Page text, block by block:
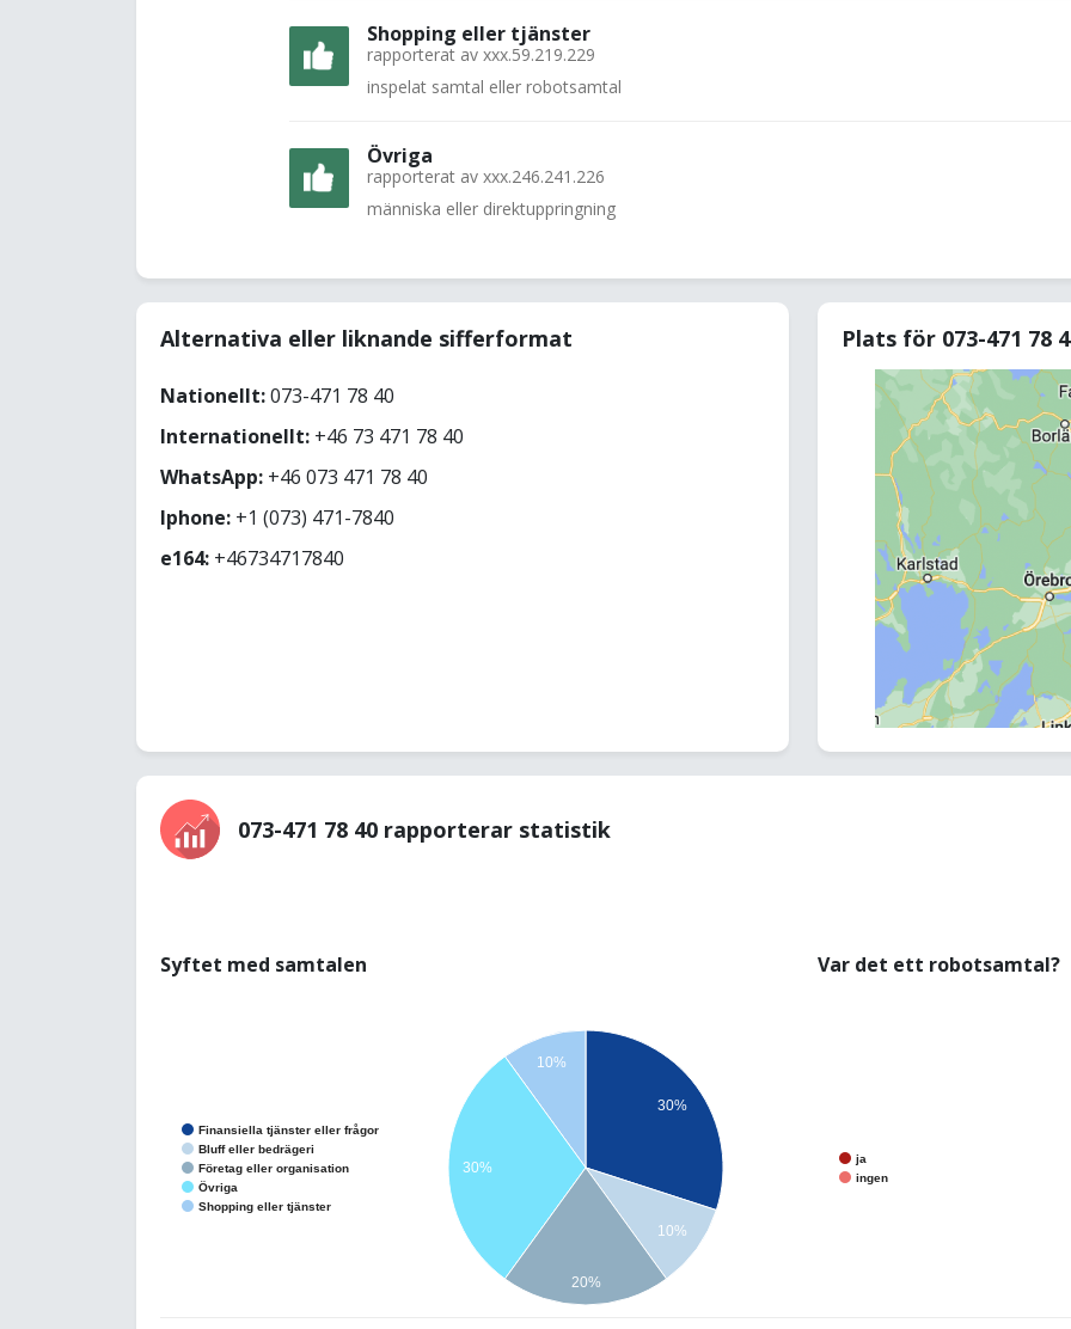
Shopping eller tjänster
rapporterat av xxx.59.219.229
inspelat samtal eller robotsamtal
Övriga
rapporterat av xxx.246.241.226
människa eller direktuppringning
Alternativa eller liknande sifferformat
Nationellt:073-471 78 40
Internationellt: +46 73 471 78 40
WhatsApp: +46 073 471 78 40
Iphone: +1 (073) 471-7840
e164: +46734717840
Plats för 073-471 78
073-471 78 40 rapporterar statistik
Syftet med samtalen
Finansiella tjänster eller frågor
Bluff eller bedrägeri
Företag eller organisation
Övriga
Shopping eller tjänster
30%
10%
10%
30%
20%
Var det ett robotsamtal?
ja
ingen